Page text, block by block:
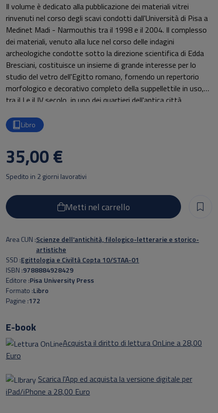
Il volume è dedicato alla pubblicazione dei materiali vitrei
rinvenuti nel corso degli scavi condotti dall'Università di Pisa a
Medinet Madi - Narmouthis tra il 1998 e il 2004. Il complesso
dei materiali, venuto alla luce nel corso delle indagini
archeologiche condotte sotto la direzione scientifica di Edda
Bresciani, costituisce un insieme di grande interesse per lo
studio del vetro dell'Egitto romano, fornendo un repertorio
morfologico e decorativo completo della suppellettile in uso,
tra il I e il IV secolo, in uno dei quartieri dell'antica città
Libro
35,00 €
Metti nel carrello
Spedito in 2 giorni lavorativi
Area CUN Scienze dell'antichità, filologico-letterarie e storico-
artistiche
SSD Egittologia e Civiltà Copta 10/STAA-01
ISBN 9788884928429
Editore Pisa University Press
Formato Libro
Pagine 172
E-book
Acquista il diritto di lettura OnLine a 28,00
Euro
Scarica l'App ed acquista la versione digitale per
iPad/iPhone a 28,00 Euro